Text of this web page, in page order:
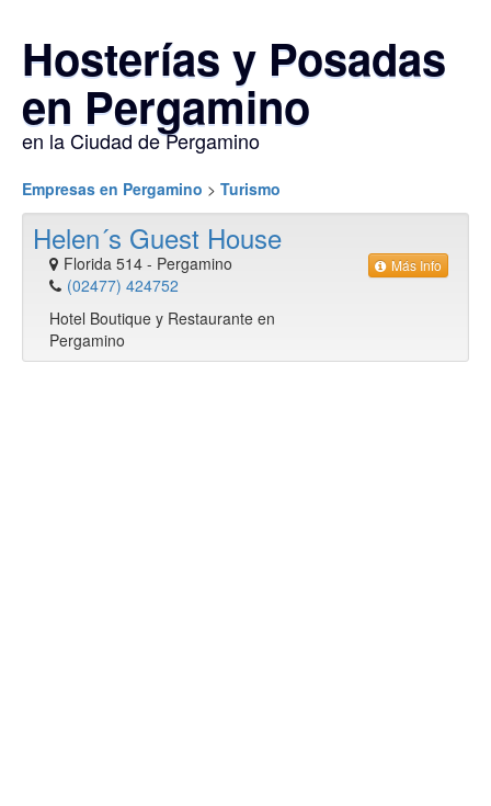
Hosterías y Posadas
en Pergamino
en la Ciudad de Pergamino
Empresas en Pergamino > Turismo
Helen´s Guest House
Florida 514 - Pergamino
(02477) 424752
Hotel Boutique y Restaurante en
Pergamino
Más Info